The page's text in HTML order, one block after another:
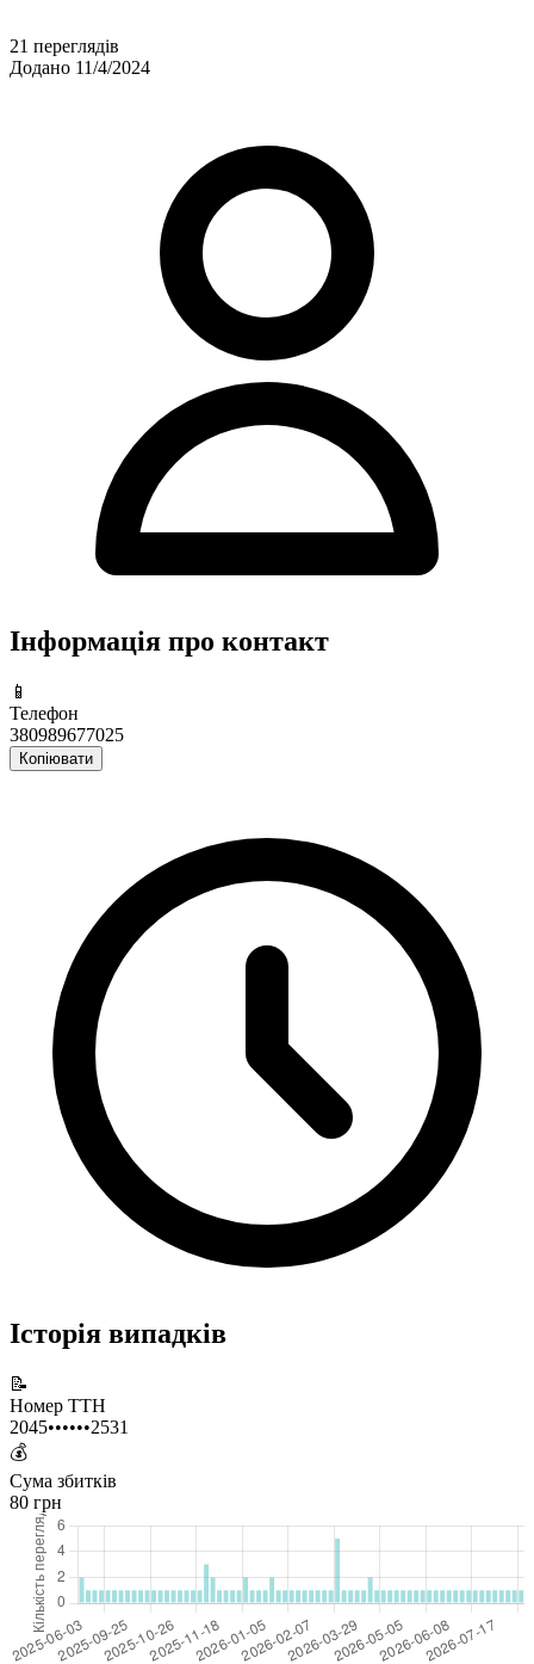
21 переглядів
Додано 11/4/2024
Інформація про контакт
📱
Телефон
380989677025
Копіювати
Історія випадків
📝
Номер ТТН
2045••••••2531
💰
Сума збитків
80 грн